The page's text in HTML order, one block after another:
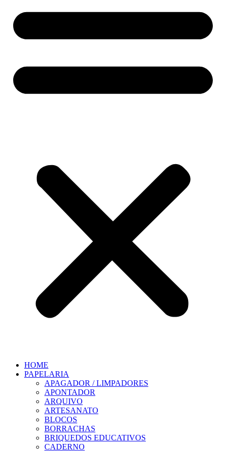
HOME
PAPELARIA
APAGADOR / LIMPADORES
APONTADOR
ARQUIVO
ARTESANATO
BLOCOS
BORRACHAS
BRIQUEDOS EDUCATIVOS
CADERNO